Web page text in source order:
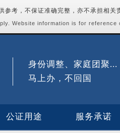
考，不保证准确完整，亦不承担相关
Website information is for
身份调整、家庭团聚...
马上办，不回国
公证用途 服务承诺